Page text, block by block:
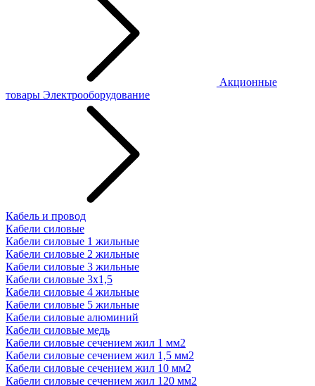
Акционные
товары Электрооборудование
Кабель и провод
Кабели силовые
Кабели силовые 1 жильные
Кабели силовые 2 жильные
Кабели силовые 3 жильные
Кабели силовые 3х1,5
Кабели силовые 4 жильные
Кабели силовые 5 жильные
Кабели силовые алюминий
Кабели силовые медь
Кабели силовые сечением жил 1 мм2
Кабели силовые сечением жил 1,5 мм2
Кабели силовые сечением жил 10 мм2
Кабели силовые сечением жил 120 мм2